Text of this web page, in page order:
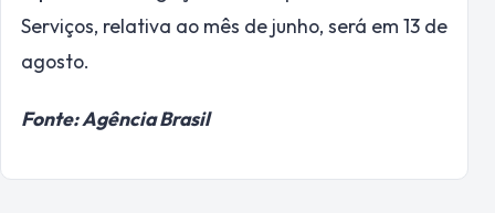
Serviços, relativa ao mês de junho, será em 13 de
agosto.
Fonte: Agência Brasil